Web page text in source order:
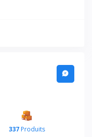
337Produits